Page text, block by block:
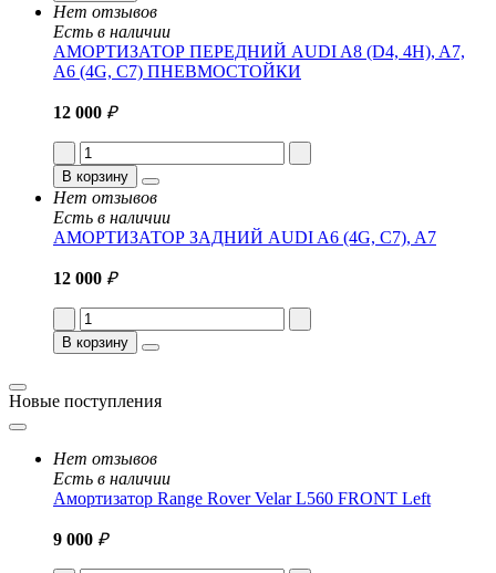
Нет отзывов
Есть в наличии
АМОРТИЗАТОР ПЕРЕДНИЙ AUDI A8 (D4, 4H), A7,
A6 (4G, C7) ПНЕВМОСТОЙКИ
12 000 ₽
В корзину
Нет отзывов
Есть в наличии
АМОРТИЗАТОР ЗАДНИЙ AUDI A6 (4G, C7), A7
12 000 ₽
В корзину
Новые поступления
Нет отзывов
Есть в наличии
Амортизатор Range Rover Velar L560 FRONT Left
9 000 ₽